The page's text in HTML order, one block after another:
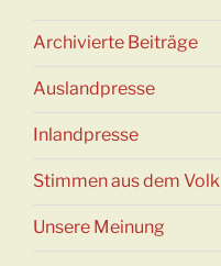
Archivierte Beiträge
Auslandpresse
Inlandpresse
Stimmen aus dem Volk
Unsere Meinung